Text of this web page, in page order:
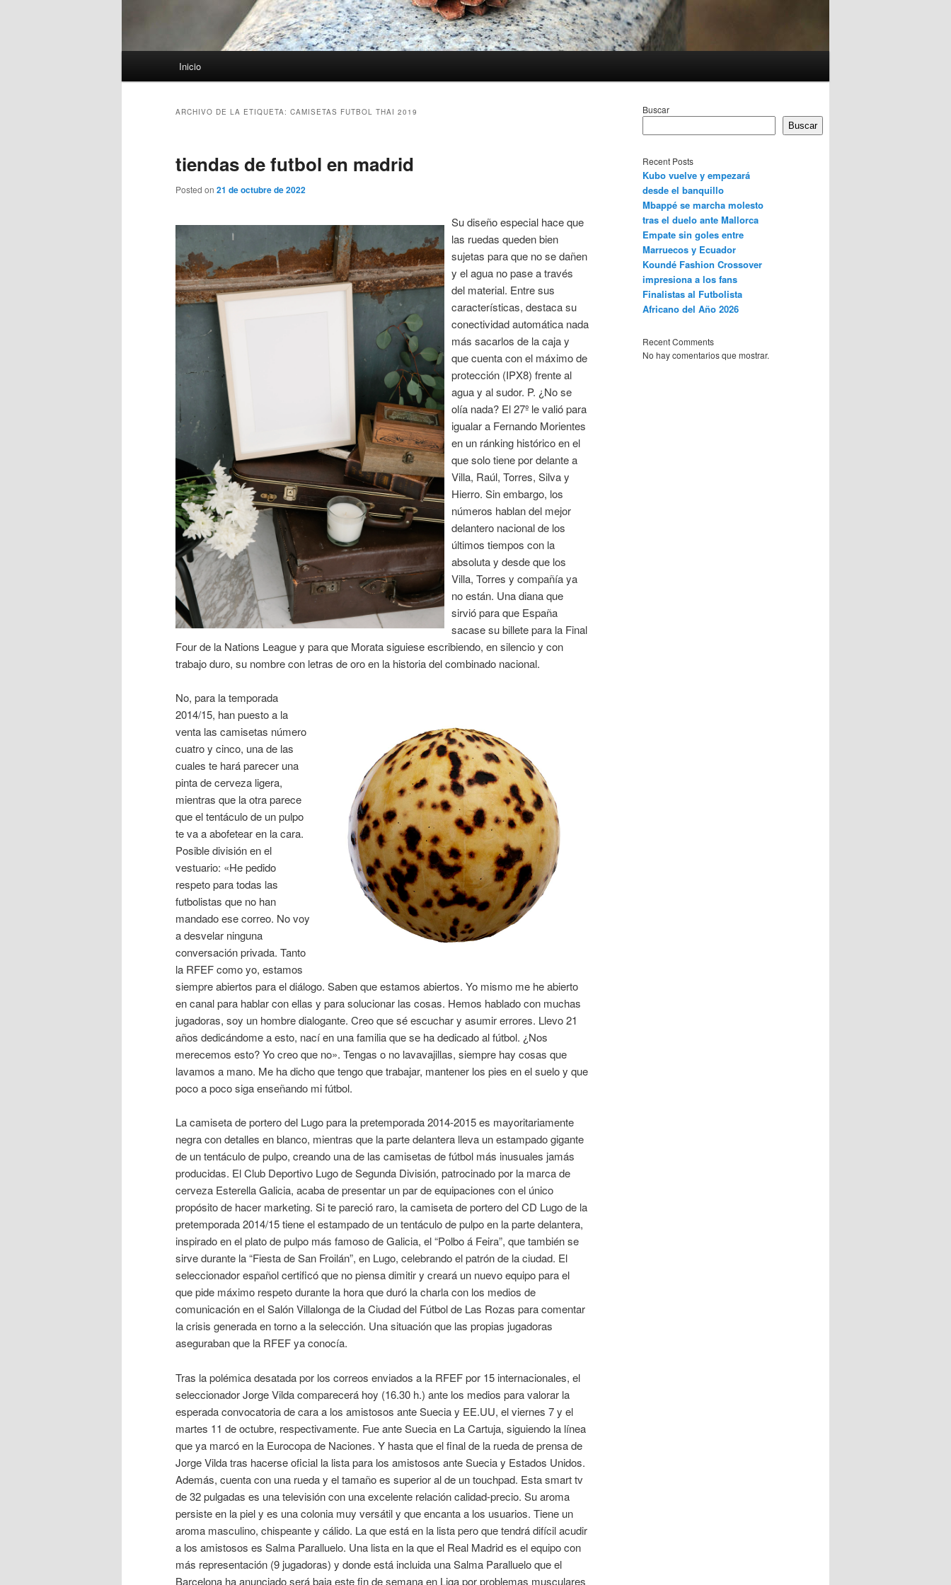
Inicio
ARCHIVO DE LA ETIQUETA: CAMISETAS FUTBOL THAI 2019
tiendas de futbol en madrid
Posted on 21 de octubre de 2022
Su diseño especial hace que
las ruedas queden bien
sujetas para que no se dañen
y el agua no pase a través
del material. Entre sus
características, destaca su
conectividad automática nada
más sacarlos de la caja y
que cuenta con el máximo de
protección (IPX8) frente al
agua y al sudor. P. ¿No se
olía nada? El 27º le valió para
igualar a Fernando Morientes
en un ránking histórico en el
que solo tiene por delante a
Villa, Raúl, Torres, Silva y
Hierro. Sin embargo, los
números hablan del mejor
delantero nacional de los
últimos tiempos con la
absoluta y desde que los
Villa, Torres y compañía ya
no están. Una diana que
sirvió para que España
sacase su billete para la Final
Four de la Nations League y para que Morata siguiese escribiendo, en silencio y con
trabajo duro, su nombre con letras de oro en la historia del combinado nacional.
No, para la temporada
2014/15, han puesto a la
venta las camisetas número
cuatro y cinco, una de las
cuales te hará parecer una
pinta de cerveza ligera,
mientras que la otra parece
que el tentáculo de un pulpo
te va a abofetear en la cara.
Posible división en el
vestuario: «He pedido
respeto para todas las
futbolistas que no han
mandado ese correo. No voy
a desvelar ninguna
conversación privada. Tanto
la RFEF como yo, estamos
siempre abiertos para el diálogo. Saben que estamos abiertos. Yo mismo me he abierto
en canal para hablar con ellas y para solucionar las cosas. Hemos hablado con muchas
jugadoras, soy un hombre dialogante. Creo que sé escuchar y asumir errores. Llevo 21
años dedicándome a esto, nací en una familia que se ha dedicado al fútbol. ¿Nos
merecemos esto? Yo creo que no». Tengas o no lavavajillas, siempre hay cosas que
lavamos a mano. Me ha dicho que tengo que trabajar, mantener los pies en el suelo y que
poco a poco siga enseñando mi fútbol.
La camiseta de portero del Lugo para la pretemporada 2014-2015 es mayoritariamente
negra con detalles en blanco, mientras que la parte delantera lleva un estampado gigante
de un tentáculo de pulpo, creando una de las camisetas de fútbol más inusuales jamás
producidas. El Club Deportivo Lugo de Segunda División, patrocinado por la marca de
cerveza Esterella Galicia, acaba de presentar un par de equipaciones con el único
propósito de hacer marketing. Si te pareció raro, la camiseta de portero del CD Lugo de la
pretemporada 2014/15 tiene el estampado de un tentáculo de pulpo en la parte delantera,
inspirado en el plato de pulpo más famoso de Galicia, el “Polbo á Feira”, que también se
sirve durante la “Fiesta de San Froilán”, en Lugo, celebrando el patrón de la ciudad. El
seleccionador español certificó que no piensa dimitir y creará un nuevo equipo para el
que pide máximo respeto durante la hora que duró la charla con los medios de
comunicación en el Salón Villalonga de la Ciudad del Fútbol de Las Rozas para comentar
la crisis generada en torno a la selección. Una situación que las propias jugadoras
aseguraban que la RFEF ya conocía.
Tras la polémica desatada por los correos enviados a la RFEF por 15 internacionales, el
seleccionador Jorge Vilda comparecerá hoy (16.30 h.) ante los medios para valorar la
esperada convocatoria de cara a los amistosos ante Suecia y EE.UU, el viernes 7 y el
martes 11 de octubre, respectivamente. Fue ante Suecia en La Cartuja, siguiendo la línea
que ya marcó en la Eurocopa de Naciones. Y hasta que el final de la rueda de prensa de
Jorge Vilda tras hacerse oficial la lista para los amistosos ante Suecia y Estados Unidos.
Además, cuenta con una rueda y el tamaño es superior al de un touchpad. Esta smart tv
de 32 pulgadas es una televisión con una excelente relación calidad-precio. Su aroma
persiste en la piel y es una colonia muy versátil y que encanta a los usuarios. Tiene un
aroma masculino, chispeante y cálido. La que está en la lista pero que tendrá difícil acudir
a los amistosos es Salma Paralluelo. Una lista en la que el Real Madrid es el equipo con
más representación (9 jugadoras) y donde está incluida una Salma Paralluelo que el
Barcelona ha anunciado será baja este fin de semana en Liga por problemas musculares
Buscar
Buscar
Recent Posts
Kubo vuelve y empezará
desde el banquillo
Mbappé se marcha molesto
tras el duelo ante Mallorca
Empate sin goles entre
Marruecos y Ecuador
Koundé Fashion Crossover
impresiona a los fans
Finalistas al Futbolista
Africano del Año 2026
Recent Comments
No hay comentarios que mostrar.